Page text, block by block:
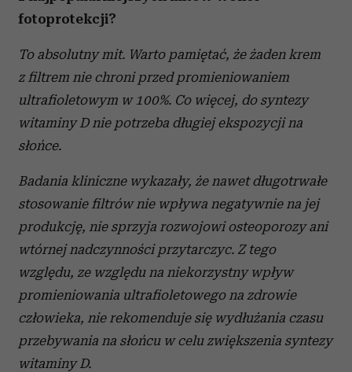
fotoprotekcji?
To absolutny mit. Warto pamiętać, że żaden krem
z filtrem nie chroni przed promieniowaniem
ultrafioletowym w 100%. Co więcej, do syntezy
witaminy D nie potrzeba długiej ekspozycji na
słońce.
Badania kliniczne wykazały, że nawet długotrwałe
stosowanie filtrów nie wpływa negatywnie na jej
produkcję, nie sprzyja rozwojowi osteoporozy ani
wtórnej nadczynności przytarczyc. Z tego
względu, ze względu na niekorzystny wpływ
promieniowania ultrafioletowego na zdrowie
człowieka, nie rekomenduje się wydłużania czasu
przebywania na słońcu w celu zwiększenia syntezy
witaminy D.